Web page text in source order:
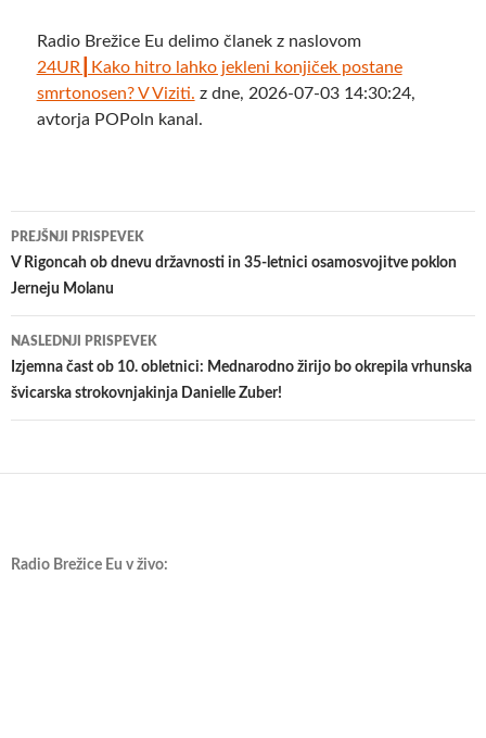
Radio Brežice Eu delimo članek z naslovom
24UR┃Kako hitro lahko jekleni konjiček postane
smrtonosen? V Viziti. z dne, 2026-07-03 14:30:24,
avtorja POPoln kanal.
Krmarjenje
po
prispevkih
PREJŠNJI PRISPEVEK
V Rigoncah ob dnevu državnosti in 35-letnici osamosvojitve poklon
Jerneju Molanu
NASLEDNJI PRISPEVEK
Izjemna čast ob 10. obletnici: Mednarodno žirijo bo okrepila vrhunska
švicarska strokovnjakinja Danielle Zuber!
Radio Brežice Eu v živo: